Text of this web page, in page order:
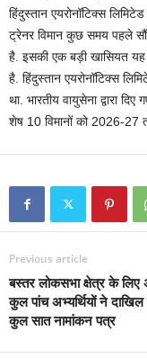
हिंदुस्तान एयरोनॉटिक्स
ट्रेनर विमान कुछ समय पहले
है. इसकी एक बड़ी खासियत यह
है. हिंदुस्तान एयरोनॉटिक्स
था. भारतीय वायुसेना द्वारा
शेष 10 विमानों को 2026-27
Previous article
बस्तर लोकसभा क्षेत्र के
कुल पांच अभ्यर्थियों ने
कुल सात नामांकन पत्र